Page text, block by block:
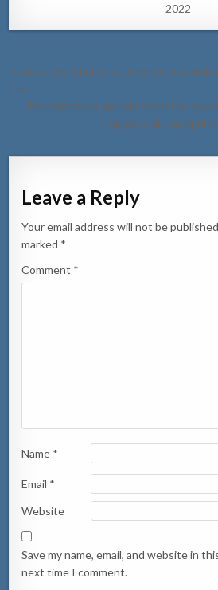
2022
Post
navigation
← Boto tipo Charter cu 5 persona abordo
lama
Pashentnan ta aprecia Rachel pa su
Empleado di luna april
Leave a Reply
Your email address will not be
marked *
Comment *
Name *
Email *
Website
Save my name, email, and website in
next time I comment.